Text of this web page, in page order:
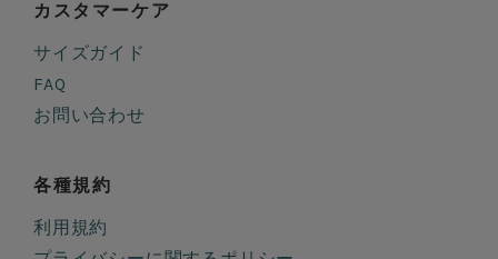
カスタマーケア
サイズガイド
FAQ
お問い合わせ
各種規約
利用規約